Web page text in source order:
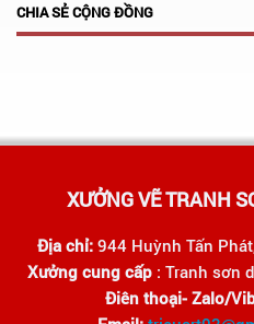
CHIA SẺ CỘNG ĐỒNG
XƯỞNG VẼ TRANH
Địa chỉ:944 Huỳnh Tấn
Xưởng cung cấp: Tranh sơn
Điên thoại- Zalo/